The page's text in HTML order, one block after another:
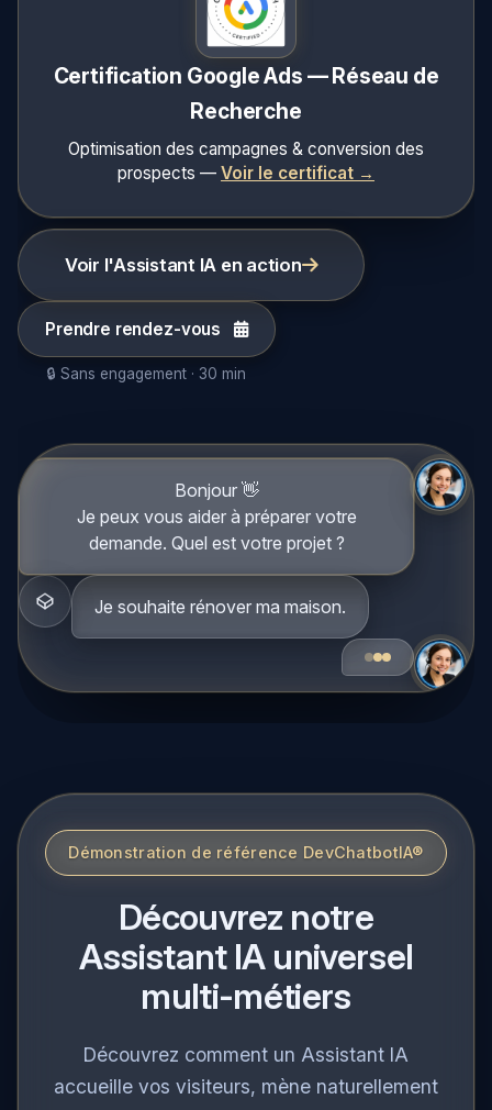
Certification Google Ads — Réseau de
Recherche
Optimisation des campagnes & conversion des
prospects — Voir le certificat →
Voir l'Assistant IA en action
Prendre rendez-vous
🔒 Sans engagement · 30 min
Bonjour 👋
Je peux vous aider à préparer votre
demande. Quel est votre projet ?
Je souhaite rénover ma maison.
Très bien. Pouvez-vous préciser le type de
travaux que vous souhaitez réaliser ?
Découvrez notre
Assistant IA universel
Découvrez comment un Assistant IA